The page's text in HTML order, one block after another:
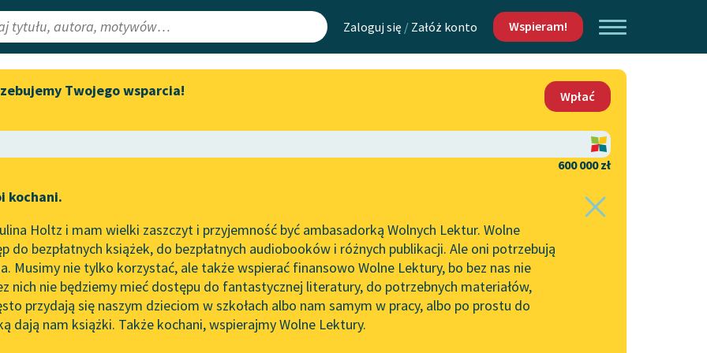
Zaloguj się / Załóż konto Wspieram!
Lektury
redakcyjne
Aktualności
„Prokurator Alicja Horn” do
literatury skandynawskiej
Spotkanie z Katarzyną Tunkiel
w Oslo
102. lata temu zmarł Joseph
Conrad
Mapa Wolnych Lektur
Leśmianator
API
OAI-PMH
Widget Wolnych Lektur
Kontakt
O projekcie
Zasady wykorzystania
Wolnych Lektur
Logotypy
Materiały promocyjne
Twojego wsparcia!
Wpłać
600 000 zł
kochani.
Holtz i mam wielki zaszczyt i przyjemność być ambasadorką Wolnych Lektur. Wolne
do bezpłatnych książek, do bezpłatnych audiobooków i różnych publikacji. Ale oni potrzebują
Musimy nie tylko korzystać, ale także wspierać finansowo Wolne Lektury, bo bez nas nie
nich nie będziemy mieć dostępu do fantastycznej literatury, do potrzebnych materiałów,
przydają się naszym dzieciom w szkołach albo nam samym w pracy, albo po prostu do
dają nam książki. Także kochani, wspierajmy Wolne Lektury.
Gusła, II